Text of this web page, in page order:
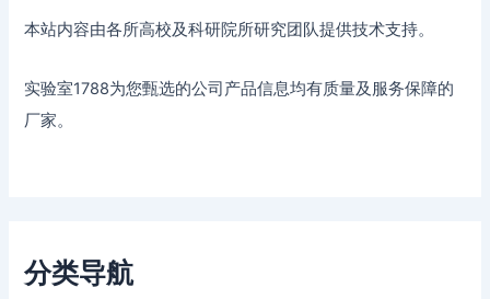
本站内容由各所高校及科研院所研究团队提供技术支持。
实验室1788为您甄选的公司产品信息均有质量及服务保障的
厂家。
分类导航